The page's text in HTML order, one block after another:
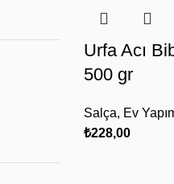
Urfa Acı
500 gr
Salça, Ev
₺228,00